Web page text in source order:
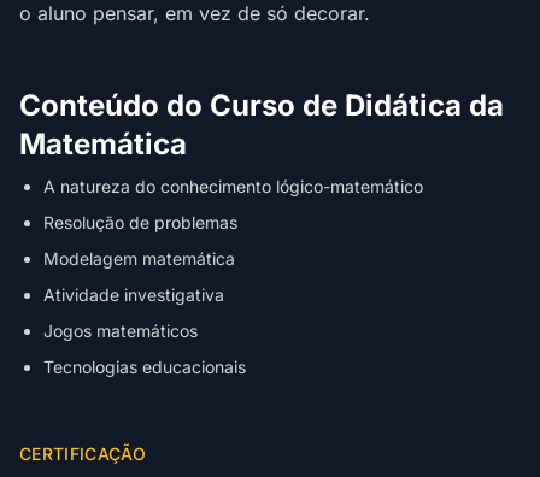
o aluno pensar, em vez de só decorar.
Conteúdo do Curso de Didática da
Matemática
A natureza do conhecimento lógico-matemático
Resolução de problemas
Modelagem matemática
Atividade investigativa
Jogos matemáticos
Tecnologias educacionais
CERTIFICAÇÃO